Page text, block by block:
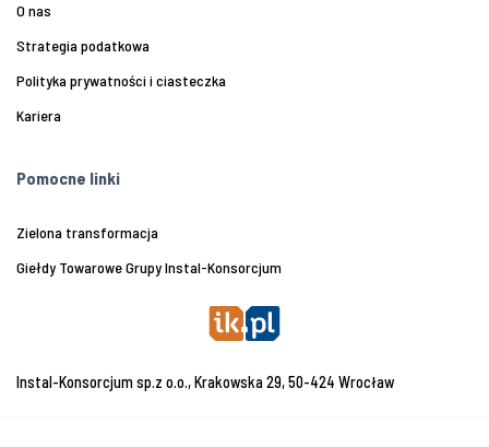
O nas
Strategia podatkowa
Polityka prywatności i ciasteczka
Kariera
Pomocne linki
Zielona transformacja
Giełdy Towarowe Grupy Instal-Konsorcjum
Instal-Konsorcjum sp.z o.o., Krakowska 29, 50-424 Wrocław